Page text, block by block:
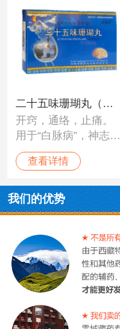
脑震荡、心脏病、高
血压及神经性障碍。
二十五味珊瑚丸（神
猴）
开窍，通络，止痛。
用于“白脉病”，神志不
清，身体麻木，头昏
目眩，脑部疼痛，血
痫，及各种神经性疼
痛。
查看详情
我们的优势